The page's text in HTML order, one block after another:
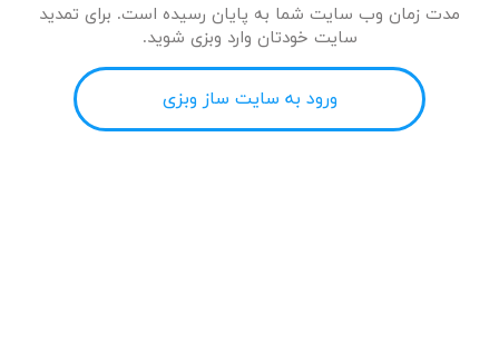
مدت زمان وب سایت شما به پایان رسیده است. برای تمدید
سایت خودتان وارد وبزی شوید.
ورود به سایت ساز وبزی